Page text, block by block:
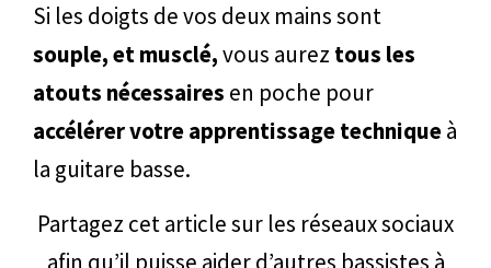
Si les doigts de vos deux mains sont
souple, et musclé,vous aurez tous les
atouts nécessaires en poche pour
accélérer votre apprentissage techniqueà
la guitare basse.
Partagez cet article sur les réseaux sociaux
afin qu’il puisse aider d’autres bassistes à